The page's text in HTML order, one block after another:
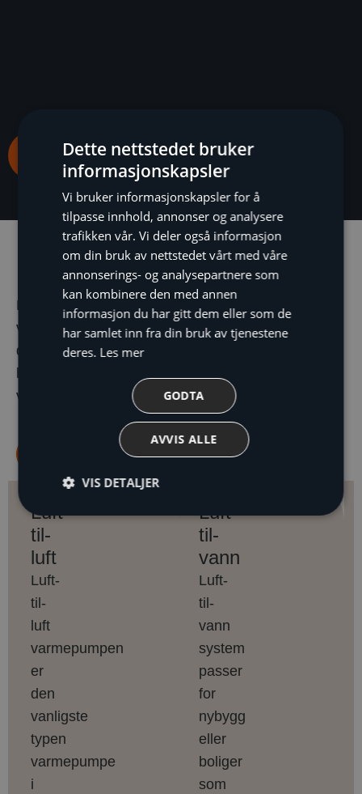
Bestill gratis og utforpliktende befaring
De ulike varmesystemene
Nedenfor finner du fire ulike varmepumpeløsninger
vi i NEKAS tilbyr. Ta deg gjerne tid til å lese litt om
dem, så vil du forstå hvordan de fungerer og
varme til oppvarming av hus.
Næringsbygg
Luft-
til-
luft
Luft-
til-
luft
varmepumpen
er
den
vanligste
typen
varmepumpe
i
Luft-
til-
vann
Luft-
til-
vann
system
passer
for
nybygg
eller
boliger
som
Dette nettstedet bruker
informasjonskapsler
Vi bruker informasjonskapsler for å
tilpasse innhold, annonser og analysere
trafikken vår. Vi deler også informasjon
om din bruk av nettstedet vårt med våre
annonserings- og analysepartnere som
kan kombinere den med annen
informasjon du har gitt dem eller som de
har samlet inn fra din bruk av tjenestene
deres. Les mer
GODTA
AVVIS ALLE
VIS DETALJER